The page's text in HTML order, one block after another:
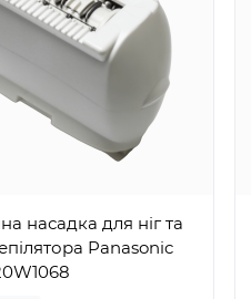
насадка для ніг та
Panasonic